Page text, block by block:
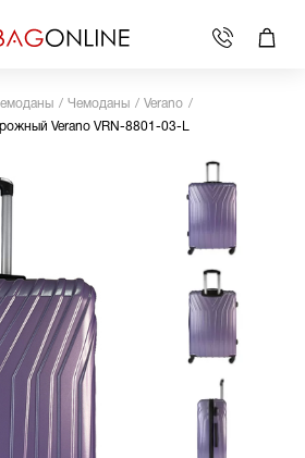
Чемоданы
Verano
Verano VRN-8801-03-L